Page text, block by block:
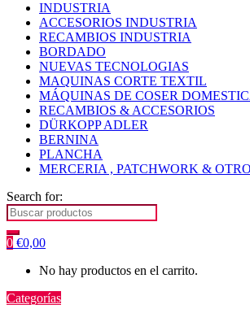
INDUSTRIA
ACCESORIOS INDUSTRIA
RECAMBIOS INDUSTRIA
BORDADO
NUEVAS TECNOLOGIAS
MAQUINAS CORTE TEXTIL
MÁQUINAS DE COSER
RECAMBIOS & ACCESORIOS
DÜRKOPP ADLER
BERNINA
PLANCHA
MERCERIA , PATCHWORK &
Search for:
0 €0,00
No hay productos en el carrito.
Categorías